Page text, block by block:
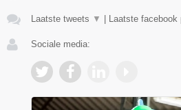
Laatste tweets ▼ Laatste facebook
Sociale media: